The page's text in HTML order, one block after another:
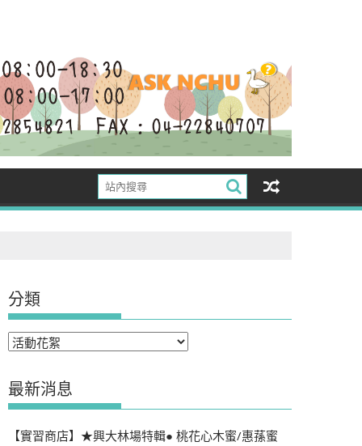
分類
分
最新消息
【實習商店】★興大林場特輯● 桃花心木蜜/惠蓀蜜